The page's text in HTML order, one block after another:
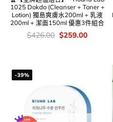
1025 Dokdo (Cleanser + Toner +
Lotion) 獨島爽膚水200ml + 乳液
200ml + 潔面150ml 優惠3件組合
價
錢：
$426.00 Original
price
$259.00Current
-39%